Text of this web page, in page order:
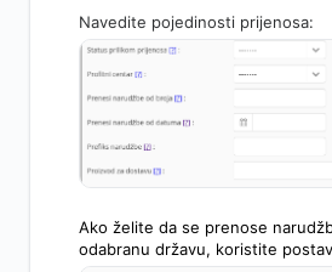
Navedite pojedinosti prijenosa:
Ako želite da se prenose
odabranu državu, koristite